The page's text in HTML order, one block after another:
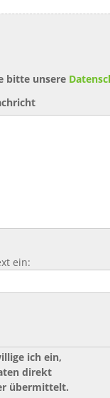
bitte unsere
ein:
ich ein,
direkt
übermittelt.